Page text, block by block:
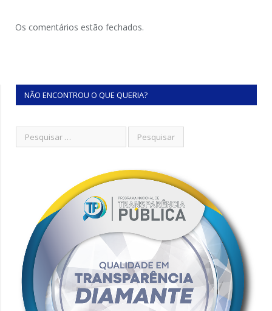
Os comentários estão fechados.
NÃO ENCONTROU O QUE QUERIA?